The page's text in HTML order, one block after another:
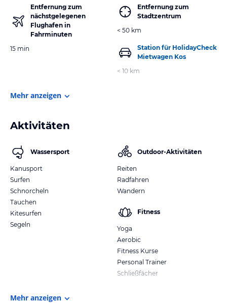
Entfernung zum
nächstgelegenen
Flughafen in
Fahrminuten
15 min
Entfernung zum
Stadtzentrum
< 50 km
Station für HolidayCheck
Mietwagen Kos
< 10 km
Mehr anzeigen
Aktivitäten
Wassersport
Kanusport
Surfen
Schnorcheln
Tauchen
Kitesurfen
Segeln
Outdoor-Aktivitäten
Reiten
Radfahren
Wandern
Fitness
Yoga
Aerobic
Fitness Kurse
Personal Trainer
Schließfächer
Mehr anzeigen